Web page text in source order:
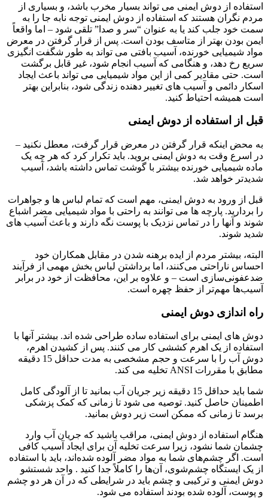
استفاده از دوش ایمنی می تواند بسیار مخرب باشد، و بسیاری از
مردم نگران هستند که استفاده از دوش ایمنی توجه نابه جا را به
سمت خود جلب کند یا به عنوان “سر و صدا” تلقی شود – اما واقعاً
ایمن بودن بهتر از متاسف بودن است. پس از قرار گرفتن در معرض
مواد شیمیایی خورنده، آسیب بافتی می تواند به طور شگفت انگیزی
سریع رخ دهد، و هنگامی که آسیب انجام شود، غیر قابل برگشت
است. حتی مقادیر کمی از این مواد شیمیایی می تواند باعث ایجاد
اسکار دائمی و آسیب های تغییر دهنده زندگی شود، بنابراین بهتر
است همیشه احتیاط کنید.
قبل از استفاده از دوش ایمنی
به محض اینکه قرار گرفتن در معرض قرار گرفت، معطل نکنید –
در اسرع وقت به دوش ایمنی بروید. باید تکرار کرد که هر چه یک
ماده شیمیایی خورنده بیشتر با گوشت تماس داشته باشد، آسیب
شدیدتر خواهد شد.
قبل از ورود به دوش ایمنی، مهم است که تمام لباس ها و جواهرات
را بردارید. پارچه ها می توانند به راحتی با مواد شیمیایی مضر اشباع
شوند و آنها را در تماس نزدیک با پوست نگه دارند و باعث آسیب های
شدید شوند.
البته، بیشتر مردم از ایده برهنه شدن در مقابل همکاران خود
احساس ناراحتی می‌کنند، اما برداشتن لباس بخش مهمی از فرآیند
ضدعفونی‌سازی است – و علاوه بر این، محافظت از خود در برابر
آسیب‌ها مهم‌تر از حفظ چهره است.
راه اندازی دوش ایمنی
دوش های ایمنی برای استفاده ساده طراحی شده اند. بیشتر آنها با
استفاده از یک اهرم کششی کار می کنند. پس از کشیدن اهرم،
دوش آب را با سرعت و حجم مشخصی به مدت حداقل 15 دقیقه
مطابق با مقررات ANSI تخلیه می کند.
شما باید حداقل 15 دقیقه زیر جریان آب بمانید تا از آلودگی کامل
اطمینان حاصل کنید. توصیه می شود تا زمانی که کمک پزشکی
برسد تا زمانی که ممکن است زیر دوش بمانید.
هنگام استفاده از دوش ایمنی، مراقب باشید که جریان آب وارد
چشمان شما نشود، زیرا سرعت تخلیه آن برای ایجاد آسیب کافی
است. اگر چشم‌های شما به مواد مضر آلوده شده‌اند، باید با استفاده
از یک ایستگاه چشم‌شوی، آن‌ها را کاملاً جدا کنید . واحد شستشو
دوش ایمنی و ترکیبی و چشم باید در شرایطی که در آن هر دو چشم
و پوست، آلوده شده بودند استفاده می شود.